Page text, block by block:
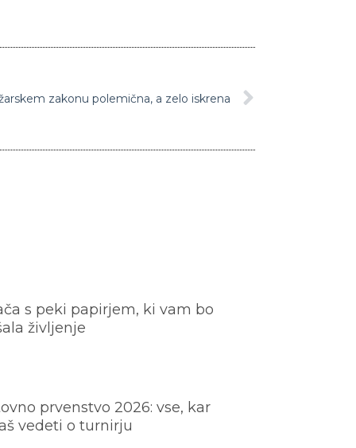
zakonu polemična, a zelo iskrena
s peki papirjem, ki vam bo
življenje
prvenstvo 2026: vse, kar
vedeti o turnirju